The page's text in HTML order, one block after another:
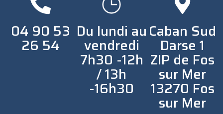
04 90 53
26 54
Du lundi au
vendredi
7h30 -12h
/ 13h
-16h30
Caban Sud
Darse 1
ZIP de Fos
sur Mer
13270 Fos
sur Mer